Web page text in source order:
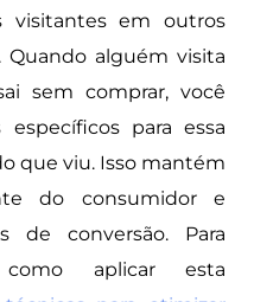
visitantes em outros
Quando alguém visita
sem comprar, você
para essa
que viu. Isso mantém
do consumidor e
de conversão. Para
aplicar esta